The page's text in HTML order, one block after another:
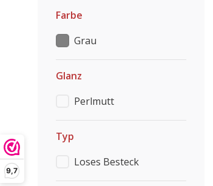
9,7
Farbe
Grau
Glanz
Perlmutt
Typ
Loses Besteck